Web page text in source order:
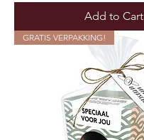
Add to Cart
GRATIS VERPAKKING!